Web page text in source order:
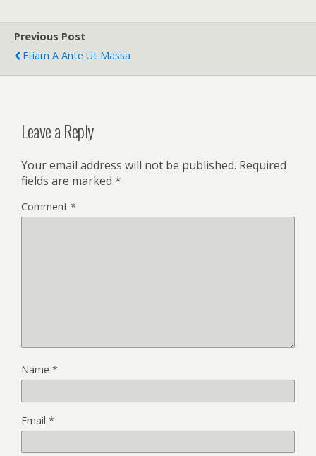
Previous Post
Etiam A Ante Ut Massa
Leave a Reply
Your email address will not be published. Required
fields are marked *
Comment *
Name *
Email *